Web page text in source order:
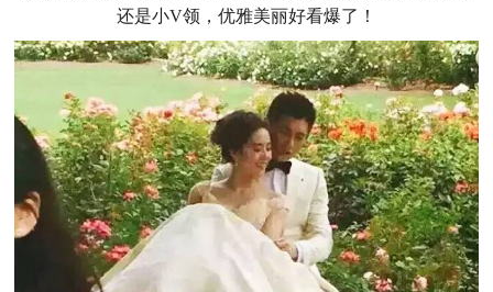
还是小V领，优雅美丽好看爆了！